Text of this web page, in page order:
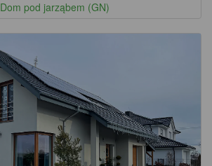
Dom pod jarząbem (GN)